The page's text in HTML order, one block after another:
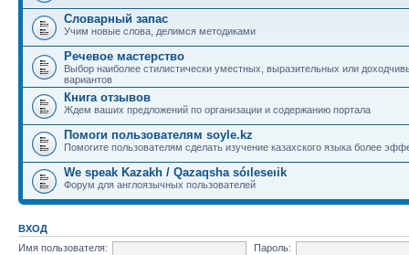
Словарный запас
Учим новые слова, делимся методиками
Речевое мастерство
Выбор наиболее стилистически уместных, выразительных или
вариантов
Книга отзывов
Ждем ваших предложений по организации и содержанию портала
Помоги пользователям soyle.kz
Помогите пользователям сделать изучение казахского языка более
We speak Kazakh / Qazaqsha sóıleseıik
Форум для англоязычных пользователей
ВХОД
Имя пользователя:
Пароль: